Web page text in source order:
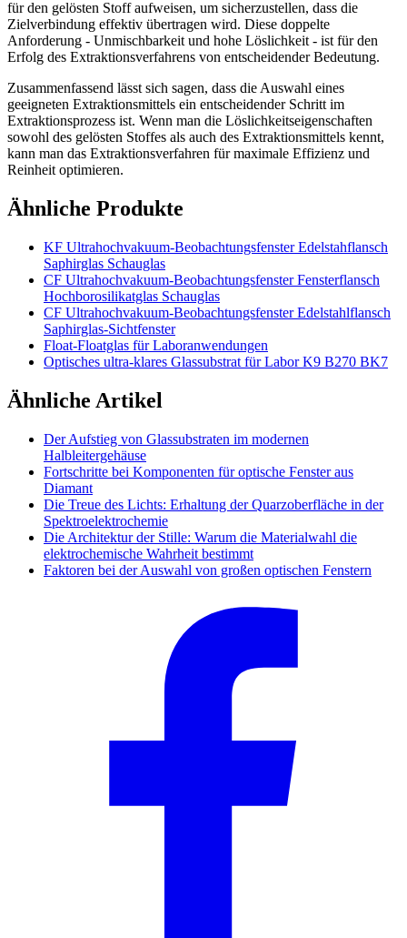
für den gelösten Stoff aufweisen, um sicherzustellen, dass die
Zielverbindung effektiv übertragen wird. Diese doppelte
Anforderung - Unmischbarkeit und hohe Löslichkeit - ist für den
Erfolg des Extraktionsverfahrens von entscheidender Bedeutung.
Zusammenfassend lässt sich sagen, dass die Auswahl eines
geeigneten Extraktionsmittels ein entscheidender Schritt im
Extraktionsprozess ist. Wenn man die Löslichkeitseigenschaften
sowohl des gelösten Stoffes als auch des Extraktionsmittels kennt,
kann man das Extraktionsverfahren für maximale Effizienz und
Reinheit optimieren.
Ähnliche Produkte
KF Ultrahochvakuum-Beobachtungsfenster Edelstahflansch
Saphirglas Schauglas
CF Ultrahochvakuum-Beobachtungsfenster Fensterflansch
Hochborosilikatglas Schauglas
CF Ultrahochvakuum-Beobachtungsfenster Edelstahlflansch
Saphirglas-Sichtfenster
Float-Floatglas für Laboranwendungen
Optisches ultra-klares Glassubstrat für Labor K9 B270 BK7
Ähnliche Artikel
Der Aufstieg von Glassubstraten im modernen
Halbleitergehäuse
Fortschritte bei Komponenten für optische Fenster aus
Diamant
Die Treue des Lichts: Erhaltung der Quarzoberfläche in der
Spektroelektrochemie
Die Architektur der Stille: Warum die Materialwahl die
elektrochemische Wahrheit bestimmt
Faktoren bei der Auswahl von großen optischen Fenstern